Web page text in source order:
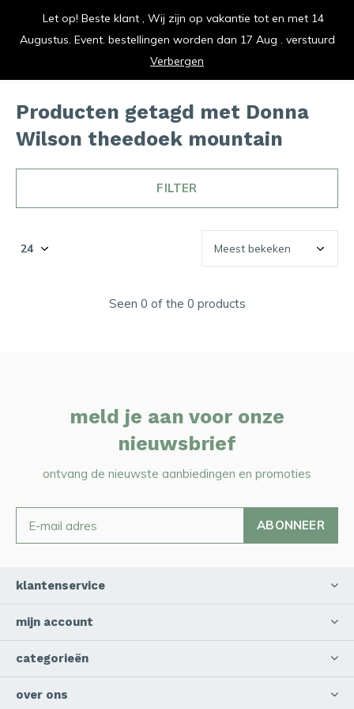
vrolijk je keuken op
Producten getagd met Donna
Wilson theedoek mountain
FILTER
Seen 0 of the 0 products
meld je aan voor onze
nieuwsbrief
ontvang de nieuwste aanbiedingen en promoties
ABONNEER
klantenservice
mijn account
categorieën
over ons
Let op! Beste klant , Wij zijn op vakantie tot en met 14
Augustus. Event. bestellingen worden dan 17 Aug . verstuurd
Verbergen